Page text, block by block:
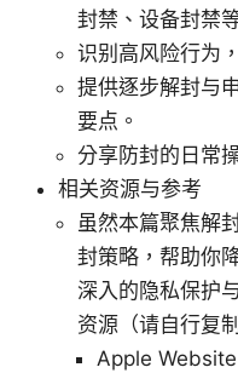
封禁、设备封禁
识别高风险行为
提供逐步解封与
要点。
分享防封的日常
相关资源与参考
虽然本篇聚焦解
封策略，帮助你
深入的隐私保护
资源（请自行复
Apple